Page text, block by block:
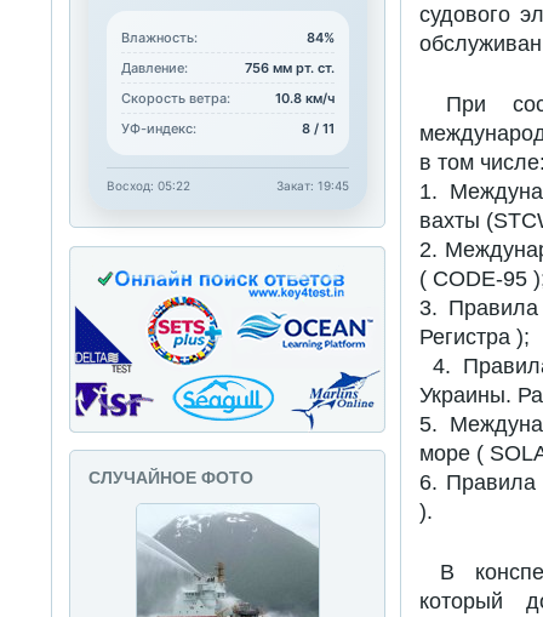
судового
При
в том
1.
вахты
2.
( CODE-95
3. Правила
Регистра );
4.
Украины.
5.
море (
6. Правила
).
В
который
Влажность:
84%
Давление:
756 мм рт. ст.
Скорость ветра:
10.8 км/ч
УФ-индекс:
8 / 11
Восход: 05:22 Закат: 19:45
СЛУЧАЙНОЕ ФОТО